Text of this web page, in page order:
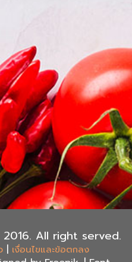
All right served.
| เงื่อนไขและข้อตกลง